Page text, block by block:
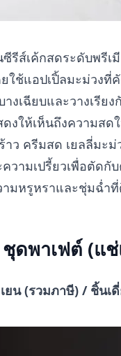
รีส์เค้กสดระดับพรีเ
ใช้แอปเปิ้ลมะม่วงที่
งเฉียบและวางเรีย
งให้เห็นถึงความส
ว ครีมสด เยลลี่มะ
วามเปรี้ยวเพื่อตัด
มหรูหราและชุ่มฉ่ำ
ดพาเฟต์ (แ
ยน (รวมภาษี) / ชิ้นเ